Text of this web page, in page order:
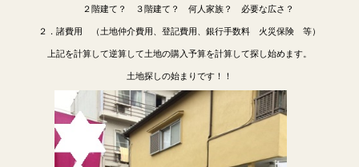
２階建て？ ３階建て？ 何人家族？ 必要な広さ？
２．諸費用 （土地仲介費用、登記費用、銀行手数料 火災保険 等）
上記を計算して逆算して土地の購入予算を計算して探し始めます。
土地探しの始まりです！！